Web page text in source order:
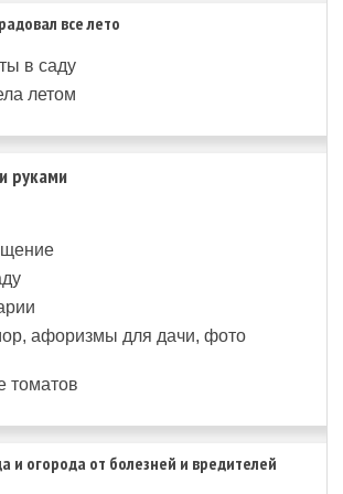
все лето
в саду
летом
руками
афоризмы для дачи, фото
томатов
и огорода от болезней и вредителей